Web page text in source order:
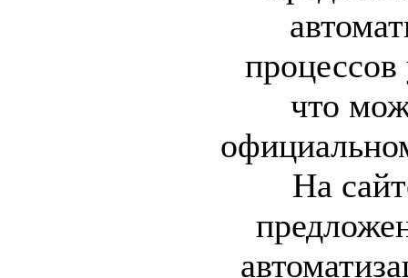
процессов
что
На